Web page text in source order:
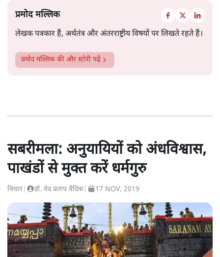
प्रमोद मल्लिक
लेखक पत्रकार हैं, अर्थतंत्र और अंतरराष्ट्रीय विषयों पर लिखते रहते हैं।
प्रमोद मल्लिक की और स्टोरी पढ़ें
सबरीमला: अनुयायियों को अंधविश्वास,
पाखंडों से मुक्त करें धर्मगुरु
विचार डॉ. वेद प्रताप वैदिक 17 NOV, 2019